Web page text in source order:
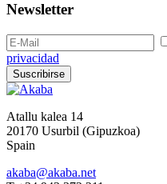
Newsletter
privacidad
Suscribirse
Atallu kalea 14
20170 Usurbil (Gipuzkoa)
Spain
akaba@akaba.net